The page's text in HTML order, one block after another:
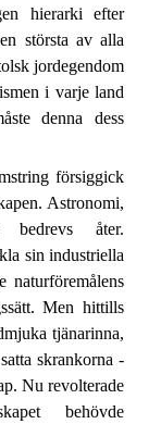
hierarki efter
största av alla
jordegendom
i varje land
denna dess
försiggick
Astronomi,
bedrevs åter.
sin industriella
naturföremålens
Men hittills
tjänarinna,
skrankorna -
Nu revolterade
behövde